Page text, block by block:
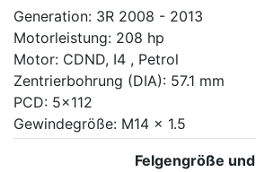
Generation: 3R 2008 - 2013
Motorleistung: 208 hp
Motor: CDND, I4 , Petrol
Zentrierbohrung (DIA): 57.1 mm
PCD: 5x112
Gewindegröße: M14 x 1.5
Felgengröße und